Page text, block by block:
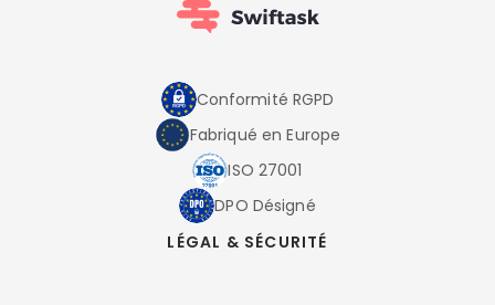
Conformité RGPD
Fabriqué en Europe
ISO 27001
DPO Désigné
LÉGAL & SÉCURITÉ